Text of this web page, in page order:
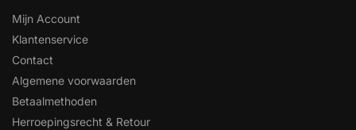
Mijn Account
Klantenservice
Contact
Algemene voorwaarden
Betaalmethoden
Herroepingsrecht & Retour